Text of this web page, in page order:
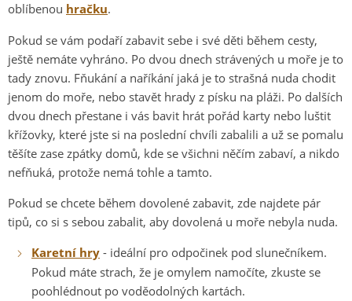
oblíbenou hračku.
Pokud se vám podaří zabavit sebe i své děti během cesty,
ještě nemáte vyhráno. Po dvou dnech strávených u moře je to
tady znovu. Fňukání a naříkání jaká je to strašná nuda chodit
jenom do moře, nebo stavět hrady z písku na pláži. Po dalších
dvou dnech přestane i vás bavit hrát pořád karty nebo luštit
křížovky, které jste si na poslední chvíli zabalili a už se pomalu
těšíte zase zpátky domů, kde se všichni něčím zabaví, a nikdo
nefňuká, protože nemá tohle a tamto.
Pokud se chcete během dovolené zabavit, zde najdete pár
tipů, co si s sebou zabalit, aby dovolená u moře nebyla nuda.
Karetní hry - ideální pro odpočinek pod slunečníkem.
Pokud máte strach, že je omylem namočíte, zkuste se
poohlédnout po voděodolných kartách.